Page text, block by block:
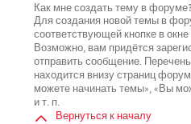
Как мне создать тему в
Для создания новой темы в
соответствующей кнопке в
Возможно, вам придётся
отправить сообщение.
находится внизу страниц
можете начинать темы», «Вы
и т. п.
Вернуться к началу